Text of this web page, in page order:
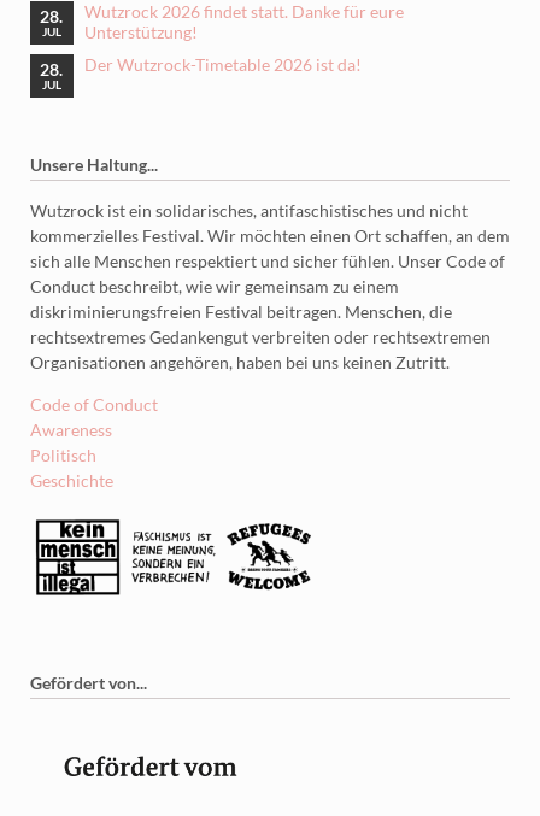
28.
JUL
Wutzrock 2026 findet statt. Danke für eure
Unterstützung!
28.
JUL
Der Wutzrock-Timetable 2026 ist da!
Unsere Haltung...
Wutzrock ist ein solidarisches, antifaschistisches und nicht
kommerzielles Festival. Wir möchten einen Ort schaffen, an dem
sich alle Menschen respektiert und sicher fühlen. Unser Code of
Conduct beschreibt, wie wir gemeinsam zu einem
diskriminierungsfreien Festival beitragen. Menschen, die
rechtsextremes Gedankengut verbreiten oder rechtsextremen
Organisationen angehören, haben bei uns keinen Zutritt.
Code of Conduct
Awareness
Politisch
Geschichte
Gefördert von...